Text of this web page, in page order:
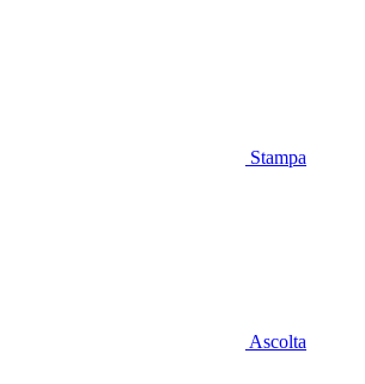
Stampa
Ascolta